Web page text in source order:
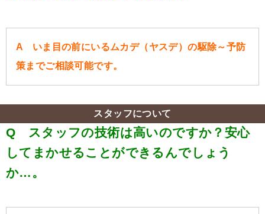
A いま目の前にいるムカデ（ヤスデ）の駆除～予防
策までご相談可能です。
スタッフについて
Q スタッフの技術は高いのですか？安心
してまかせることができるんでしょう
か…。